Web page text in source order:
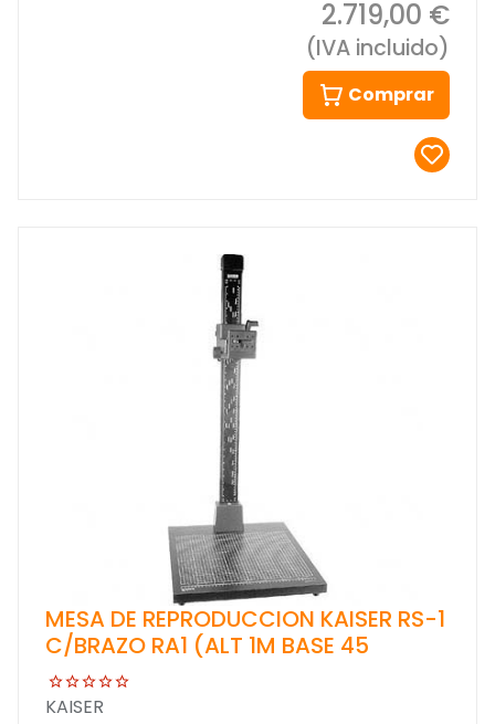
2.719,00 €
(IVA incluido)
Comprar
MESA DE REPRODUCCION KAISER RS-1
C/BRAZO RA1 (ALT 1M BASE 45
KAISER